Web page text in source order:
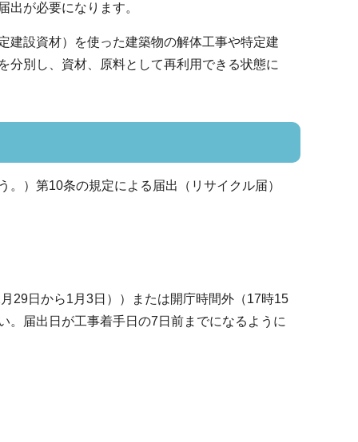
が必要になります。
建設資材）を使った建築物の解体工事や特定建
分別し、資材、原料として再利用できる状態に
）第10条の規定による届出（リサイクル届）
29日から1月3日））または開庁時間外（17時15
。届出日が工事着手日の7日前までになるように